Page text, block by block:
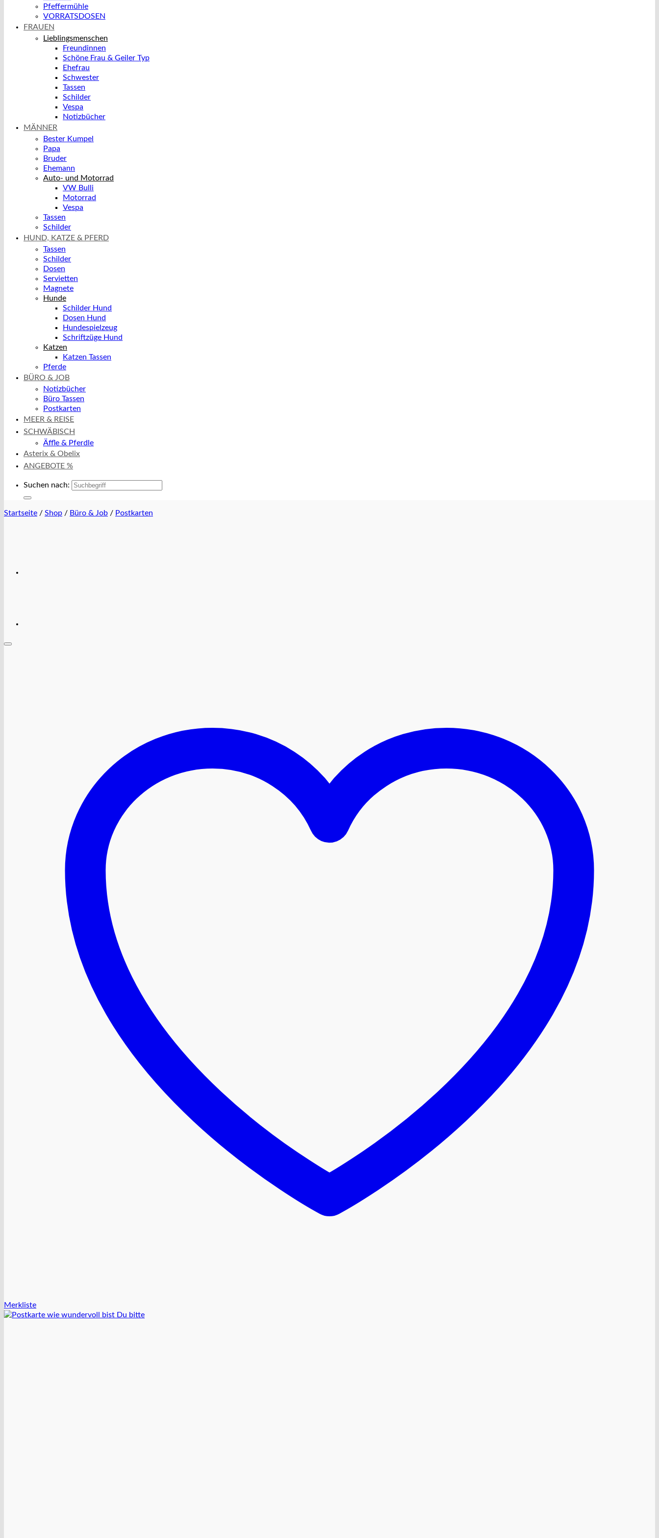
Pfeffermühle
VORRATSDOSEN
FRAUEN
Lieblingsmenschen
Freundinnen
Schöne Frau & Geiler Typ
Ehefrau
Schwester
Tassen
Schilder
Vespa
Notizbücher
MÄNNER
Bester Kumpel
Papa
Bruder
Ehemann
Auto- und Motorrad
VW Bulli
Motorrad
Vespa
Tassen
Schilder
HUND, KATZE & PFERD
Tassen
Schilder
Dosen
Servietten
Magnete
Hunde
Schilder Hund
Dosen Hund
Hundespielzeug
Schriftzüge Hund
Katzen
Katzen Tassen
Pferde
BÜRO & JOB
Notizbücher
Büro Tassen
Postkarten
MEER & REISE
SCHWÄBISCH
Äffle & Pferdle
Asterix & Obelix
ANGEBOTE %
Suchen nach:
Startseite / Shop / Büro & Job / Postkarten
Merkliste